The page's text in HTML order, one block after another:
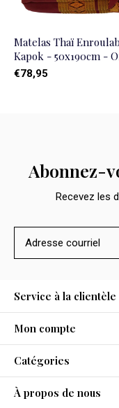
Matelas Thaï
Kapok - 50x190cm -
€78,95
Abonnez-
Recevez les
Service à la clientèle
Mon compte
Catégories
À propos de nous